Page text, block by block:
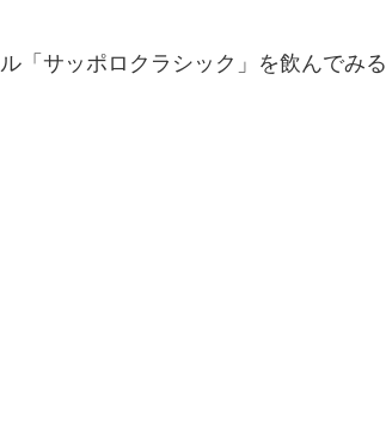
「サッポロクラシック」を飲んでみる